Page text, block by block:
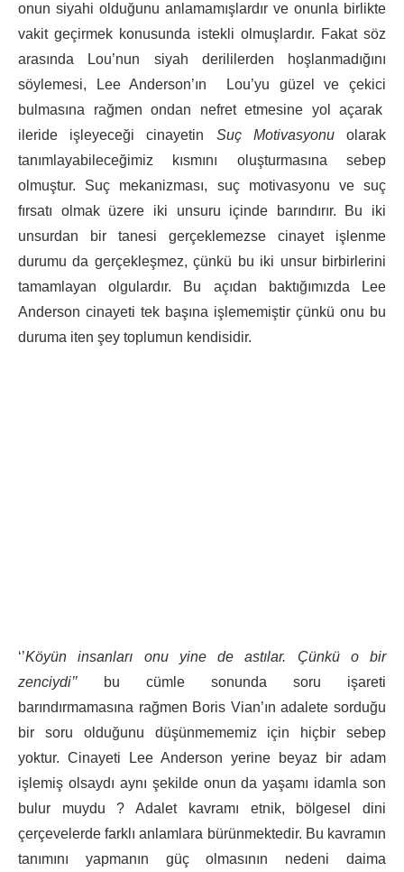
onun siyahi olduğunu anlamamışlardır ve onunla birlikte
vakit geçirmek konusunda istekli olmuşlardır. Fakat söz
arasında Lou’nun siyah derililerden hoşlanmadığını
söylemesi, Lee Anderson’ın Lou’yu güzel ve çekici
bulmasına rağmen ondan nefret etmesine yol açarak
ileride işleyeceği cinayetin Suç Motivasyonuolarak
tanımlayabileceğimiz kısmını oluşturmasına sebep
olmuştur. Suç mekanizması, suç motivasyonu ve suç
fırsatı olmak üzere iki unsuru içinde barındırır. Bu iki
unsurdan bir tanesi gerçeklemezse cinayet işlenme
durumu da gerçekleşmez, çünkü bu iki unsur birbirlerini
tamamlayan olgulardır. Bu açıdan baktığımızda Lee
Anderson cinayeti tek başına işlememiştir çünkü onu bu
duruma iten şey toplumun kendisidir.
‘’Köyün insanları onu yine de astılar. Çünkü o bir
zenciydi’’ bu cümle sonunda soru işareti
barındırmamasına rağmen Boris Vian’ın adalete sorduğu
bir soru olduğunu düşünmememiz için hiçbir sebep
yoktur. Cinayeti Lee Anderson yerine beyaz bir adam
işlemiş olsaydı aynı şekilde onun da yaşamı idamla son
bulur muydu ? Adalet kavramı etnik, bölgesel dini
çerçevelerde farklı anlamlara bürünmektedir. Bu kavramın
tanımını yapmanın güç olmasının nedeni daima